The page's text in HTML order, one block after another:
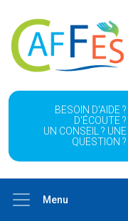
BESOIN D'AIDE ?
D'ÉCOUTE ?
UN CONSEIL ? UNE
QUESTION ?
Menu